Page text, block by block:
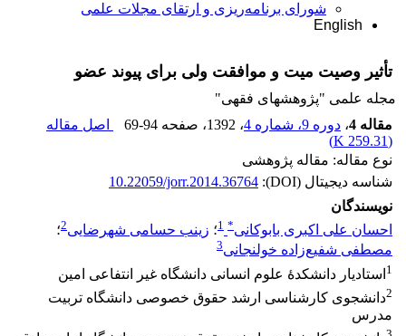
شورای برنامه‌ریزی و ارتقای مجلات علمی
English
تأثیر وصیت میت و موافقت ولی برای پیوند عضو
مجله علمی "پژوهشهای فقهی"
مقاله 4
، دوره 9، شماره 4 ، 1392 ، صفحه 69-94
اصل مقاله
(
259.31 K
)
نوع مقاله: مقاله پژوهشی
شناسه دیجیتال (DOI):
10.22059/jorr.2014.36764
نویسندگان
احسان علی اکبری بابوکانی*
1؛ زینب حسامی شهرضایی2؛
مصطفی شفیع‌زاده خولنجانی3
1 استادیار دانشکدۀ علوم انسانی دانشگاه غیر انتفاعی امین
2دانشجوی کارشناسی ارشد حقوق خصوصی دانشگاه تربیت
مدرس